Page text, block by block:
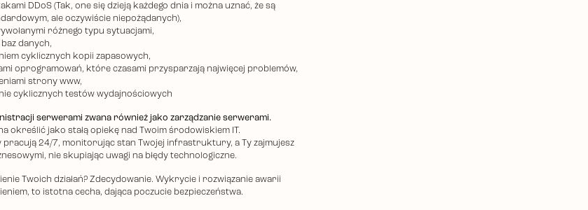
DDoS (Tak, one się dzieją każdego dnia i można uznać, że są
ale oczywiście niepożądanych),
różnego typu sytuacjami,
danych,
cyklicznych kopii zapasowych,
oprogramowań, które czasami przysparzają najwięcej problemów,
strony www,
cyklicznych testów wydajnościowych
serwerami zwana również jako zarządzanie serwerami.
określić jako stałą opiekę nad Twoim środowiskiem IT.
24/7, monitorując stan Twojej infrastruktury, a Ty zajmujesz
nie skupiając uwagi na błędy technologiczne.
Twoich działań? Zdecydowanie. Wykrycie i rozwiązanie awarii
to istotna cecha, dająca poczucie bezpieczeństwa.